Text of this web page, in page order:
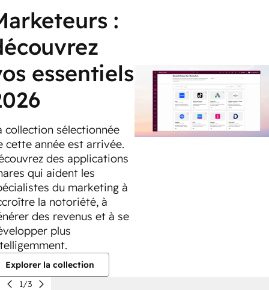
:
essentiels
collection sélectionnée
cette année est arrivée.
des applications
qui aident les
du marketing à
la notoriété, à
des revenus et à se
plus
Explorer la collection
1/3